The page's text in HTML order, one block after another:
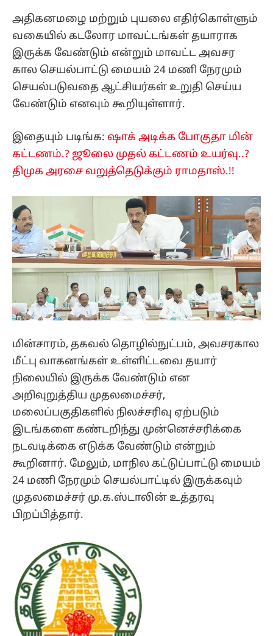
அதிகனமழை மற்றும் புயலை எதிர்கொள்ளும்
வகையில் கடலோர மாவட்டங்கள் தயாராக
இருக்க வேண்டும் என்றும் மாவட்ட அவசர
கால செயல்பாட்டு மையம் 24 மணி நேரமும்
செயல்படுவதை ஆட்சியர்கள் உறுதி செய்ய
வேண்டும் எனவும் கூறியுள்ளார்.
இதையும் படிங்க: ஷாக் அடிக்க போகுதா மின்
கட்டணம்.? ஜூலை முதல் கட்டணம் உயர்வு..?
திமுக அரசை வறுத்தெடுக்கும் ராமதாஸ்.!!
மின்சாரம், தகவல் தொழில்நுட்பம், அவசரகால
மீட்பு வாகனங்கள் உள்ளிட்டவை தயார்
நிலையில் இருக்க வேண்டும் என
அறிவுறுத்திய முதலமைச்சர்,
மலைப்பகுதிகளில் நிலச்சரிவு ஏற்படும்
இடங்களை கண்டறிந்து முன்னெச்சரிக்கை
நடவடிக்கை எடுக்க வேண்டும் என்றும்
கூறினார். மேலும், மாநில கட்டுப்பாட்டு மையம்
24 மணி நேரமும் செயல்பாட்டில் இருக்கவும்
முதலமைச்சர் மு.க.ஸ்டாலின் உத்தரவு
பிறப்பித்தார்.